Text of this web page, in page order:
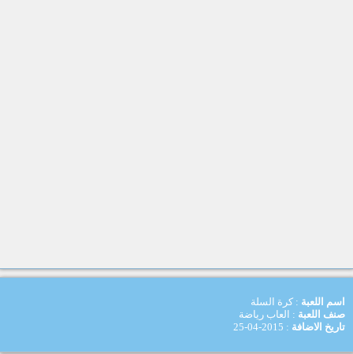
اسم اللعبة : كرة السلة
صنف اللعبة : العاب رياضة
تاريخ الاضافة : 2015-04-25